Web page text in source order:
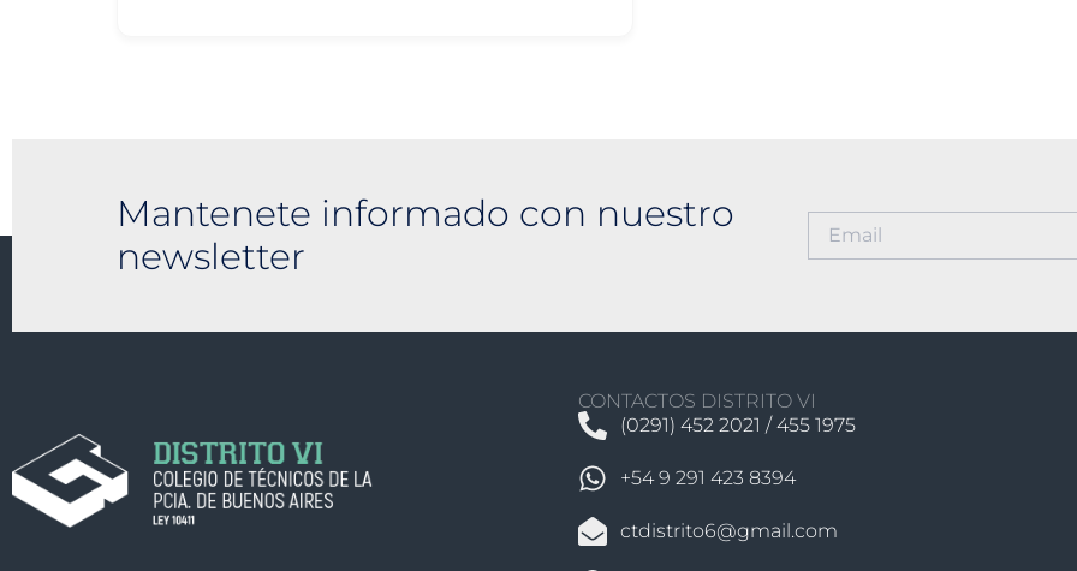
Mantenete informado con nuestro
newsletter
CONTACTOS DISTRITO VI
(0291) 452 2021 / 455 1975
+54 9 291 423 8394
ctdistrito6@gmail.com